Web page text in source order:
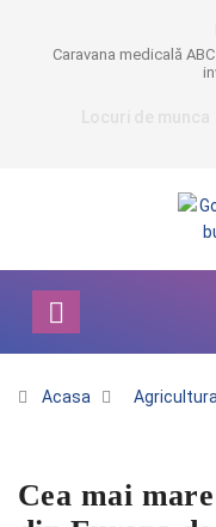
Caravana medicală
Acasa Agricultura
Cea mai